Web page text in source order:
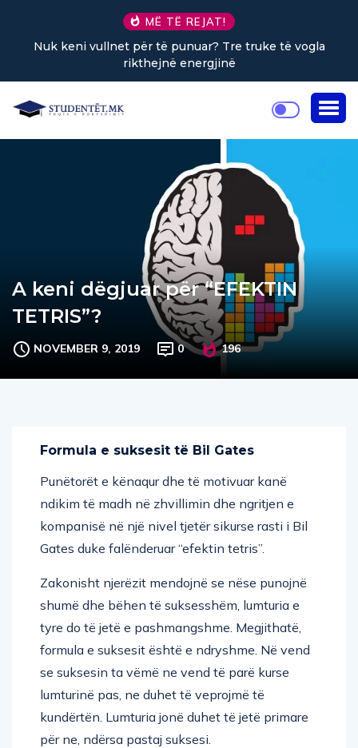
MË TË REJAT!
truke të vogla Sa kafe në ditë ndihmon në uljen
A keni dëgjuar për “EFEKTIN
TETRIS”?
NOVEMBER 9, 2019 0 196
Formula e suksesit të Bil Gates
Punëtorët e kënaqur dhe të motivuar kanë
ndikim të madh në zhvillimin dhe ngritjen e
kompanisë në një nivel tjetër sikurse rasti i Bil
Gates duke falënderuar “efektin tetris”.
Zakonisht njerëzit mendojnë se nëse punojnë
shumë dhe bëhen të suksesshëm, lumturia e
tyre do të jetë e pashmangshme. Megjithatë,
formula e suksesit është e ndryshme. Në vend
se suksesin ta vëmë ne vend të parë kurse
lumturinë pas, ne duhet të veprojmë të
kundërtën. Lumturia jonë duhet të jetë primare
për ne, ndërsa pastaj suksesi.